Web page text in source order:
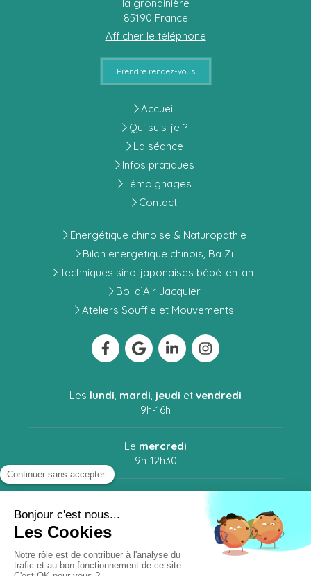
la grondinière
85190 France
Afficher le téléphone
Prendre rendez-vous
Accueil
Qui suis-je ?
La séance
Infos pratiques
Témoignages
Contact
Énergétique chinoise & Naturopathie
Bilan energetique chinois, Ba Zi
Techniques sino-japonaises bébé-enfant
Bol d’Air Jacquier
Ateliers Souffle et Mouvements
Les lundi, mardi, jeudi et vendredi
9h-16h
Le mercredi
9h-12h30
9h-12h30 / 14h-18h30
Mentions légales